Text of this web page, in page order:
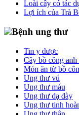
Loài cây có tác
Lợi ích của Trà
Bệnh ung thư
Tin y dược
Cây bồ công anh
Món ăn từ bồ
Ung thư vú
Ung thư máu
Ung thư dạ dày
Ung thư tinh